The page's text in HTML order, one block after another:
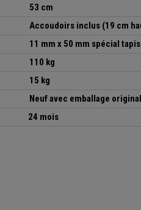
53 cm
Accoudoirs inclus (19 cm
11 mm x 50 mm spécial tapis
110 kg
15 kg
Neuf avec emballage original
24 mois